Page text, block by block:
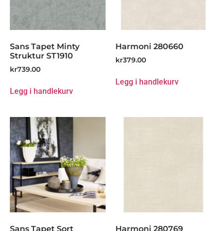
Sans Tapet Minty
Struktur ST1910
kr739.00
Legg i handlekurv
Harmoni 280660
kr379.00
Legg i handlekurv
Sans Tapet Sort Harmoni 280769